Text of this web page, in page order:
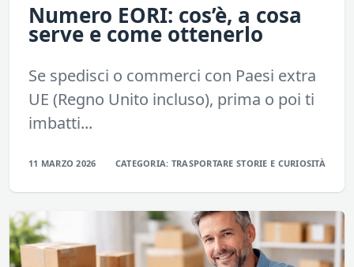
Numero EORI: cos’è, a cosa
serve e come ottenerlo
Se spedisci o commerci con Paesi extra
UE (Regno Unito incluso), prima o poi ti
imbatti...
11 MARZO 2026 CATEGORIA: TRASPORTARESTORIE E CURIOSITÀ